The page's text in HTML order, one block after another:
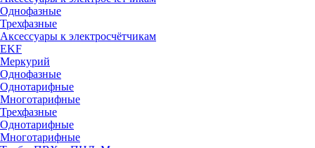
Однофазные
Трехфазные
Аксессуары к электросчётчикам
EKF
Меркурий
Однофазные
Однотарифные
Многотарифные
Трехфазные
Однотарифные
Многотарифные